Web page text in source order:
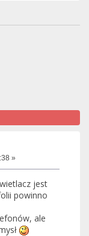
»
jest
powinno
ale